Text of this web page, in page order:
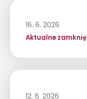
16. 6. 2026
Aktualne
12. 6. 2026